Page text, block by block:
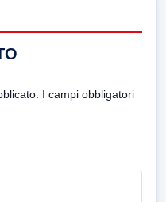
I campi obbligatori